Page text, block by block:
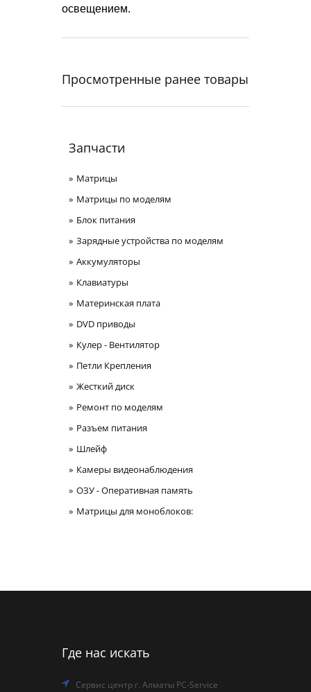
освещением.
Просмотренные ранее товары
Запчасти
Матрицы
Матрицы по моделям
Блок питания
Зарядные устройства по моделям
Аккумуляторы
Клавиатуры
Материнская плата
DVD приводы
Кулер - Вентилятор
Петли Крепления
Жесткий диск
Ремонт по моделям
Разъем питания
Шлейф
Камеры видеонаблюдения
ОЗУ - Оперативная память
Матрицы для моноблоков:
Где нас искать
Сервис центр г. Алматы PC-Service